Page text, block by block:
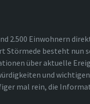
2.500 Einwohnern
Störmede besteht nun
über aktuelle
und
mal rein, die